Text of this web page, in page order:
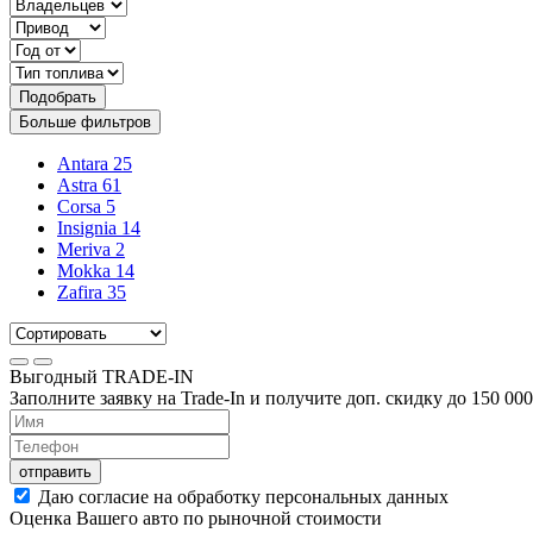
Подобрать
Больше фильтров
Antara 25
Astra 61
Corsa 5
Insignia 14
Meriva 2
Mokka 14
Zafira 35
Выгодный TRADE-IN
Заполните заявку на Trade-In и получите доп. скидку до 150 000
отправить
Даю согласие на обработку персональных данных
Оценка Вашего авто по рыночной стоимости